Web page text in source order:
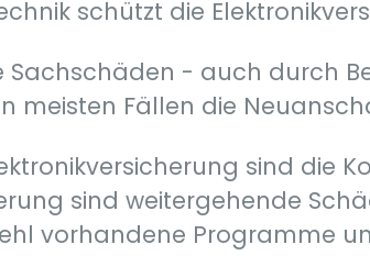
schützt die
Sachschäden - auch durch
meisten Fällen die
sind die
sind weitergehende
vorhandene Programme